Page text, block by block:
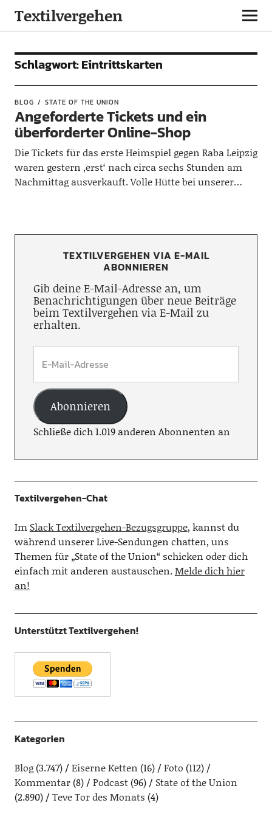
Textilvergehen
Schlagwort:Eintrittskarten
BLOG STATE OF THE UNION
Angeforderte Tickets und ein
überforderter Online-Shop
Die Tickets für das erste Heimspiel gegen Raba Leipzig
waren gestern ‚erst‘ nach circa sechs Stunden am
Nachmittag ausverkauft. Volle Hütte bei unserer…
TEXTILVERGEHEN VIA E-MAIL
ABONNIEREN
Gib deine E-Mail-Adresse an, um
Benachrichtigungen über neue Beiträge
beim Textilvergehen via E-Mail zu
erhalten.
Abonnieren
Schließe dich 1.019 anderen Abonnenten an
Textilvergehen-Chat
Im Slack Textilvergehen-Bezugsgruppe, kannst du
während unserer Live-Sendungen chatten, uns
Themen für „State of the Union“ schicken oder dich
einfach mit anderen austauschen.Melde dich hier
an!
Unterstützt Textilvergehen!
Kategorien
Blog(3.747) Eiserne Ketten (16) Foto (112)
Kommentar(8) Podcast(96)
State of the Union
(2.890)
Teve Tor des Monats (4)